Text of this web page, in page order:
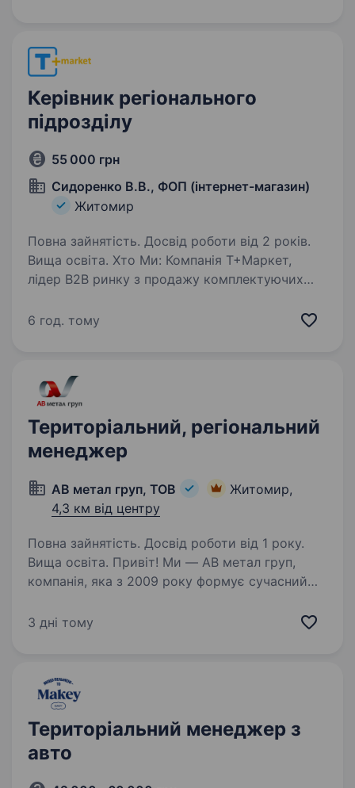
Керівник регіонального
підрозділу
55 000 грн
Сидоренко В.В., ФОП (інтернет-магазин)
Житомир
Повна зайнятість. Досвід роботи від 2 років.
Вища освіта. Хто Ми: Компанія Т+Маркет,
лідер В2В ринку з продажу комплектуючих
Ми надійна українська компанія з 17-річним
6 год. тому
Територіальний, регіональний
менеджер
АВ метал груп, ТОВ
Житомир,
4,3 км від центру
Повна зайнятість. Досвід роботи від 1 року.
Вища освіта. Привіт! Ми — АВ метал груп,
компанія, яка з 2009 року формує сучасний
його лідерів. Напрями нашої діяльності —
3 дні тому
Територіальний менеджер з
авто